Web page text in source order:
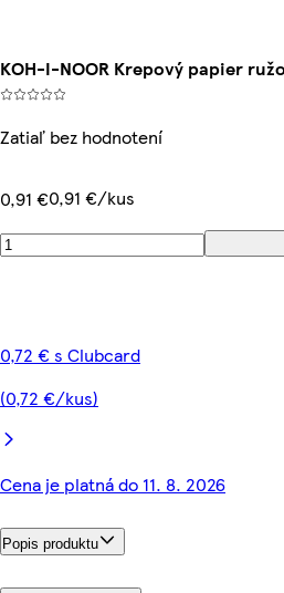
KOH-I-NOOR Krepový papier
Zatiaľ bez hodnotení
0,91 €0,91 €/kus
0,72 € s Clubcard
(0,72 €/kus)
Cena je platná do 11. 8. 2026
Popis produktu